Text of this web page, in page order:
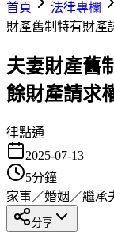
首頁
法律專欄
財產舊制特有財產
夫妻財產舊
餘財產請求
律點通
2025-07-13
5分鐘
家事／婚姻／繼承
分享